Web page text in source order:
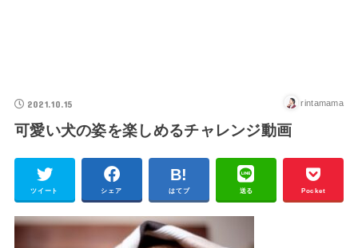
2021.10.15 rintamama
可愛い犬の姿を楽しめるチャレンジ動画
ツイート シェア はてブ 送る Pocket